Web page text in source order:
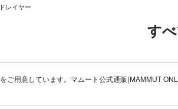
レイヤー
す
ご用意しています。マムート公式通販(MAMMUT